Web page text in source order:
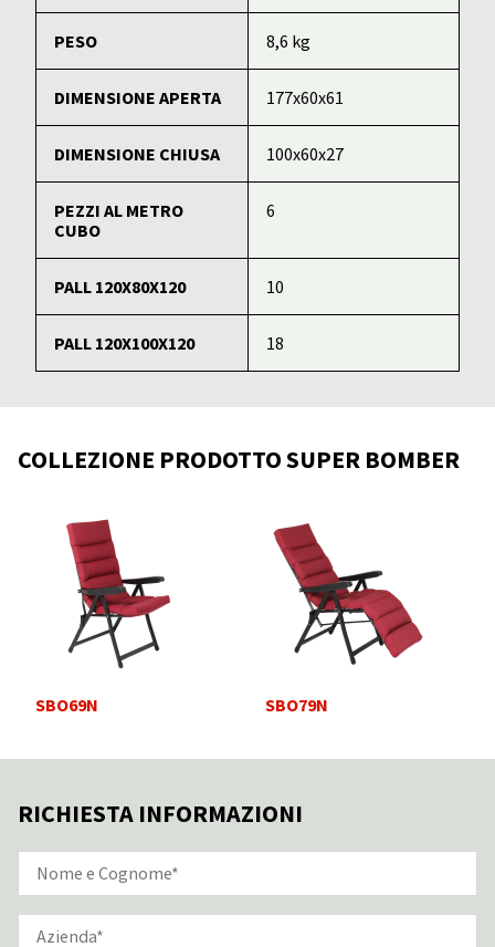
PESO 8,6 kg
DIMENSIONE APERTA 177x60x61
DIMENSIONE CHIUSA 100x60x27
PEZZI AL METRO
CUBO
6
PALL 120X80X120 10
PALL 120X100X120 18
COLLEZIONE PRODOTTO SUPER BOMBER
SBO69N SBO79N
RICHIESTA INFORMAZIONI